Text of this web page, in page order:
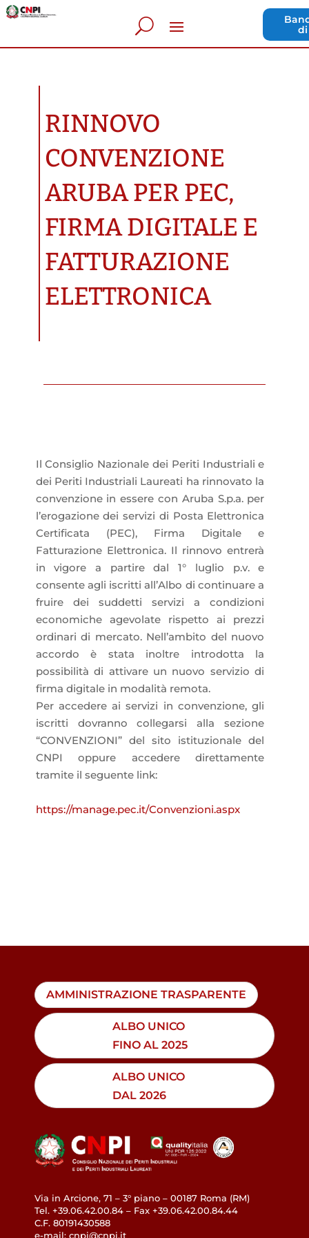
RINNOVO
CONVENZIONE
ARUBA PER PEC,
FIRMA DIGITALE E
FATTURAZIONE
ELETTRONICA
Il Consiglio Nazionale dei Periti Industriali e
dei Periti Industriali Laureati ha rinnovato la
convenzione in essere con Aruba S.p.a. per
l’erogazione dei servizi di Posta Elettronica
Certificata (PEC), Firma Digitale e
Fatturazione Elettronica. Il rinnovo entrerà
in vigore a partire dal 1° luglio p.v. e
consente agli iscritti all’Albo di continuare a
fruire dei suddetti servizi a condizioni
economiche agevolate rispetto ai prezzi
ordinari di mercato. Nell’ambito del nuovo
accordo è stata inoltre introdotta la
possibilità di attivare un nuovo servizio di
firma digitale in modalità remota.
Per accedere ai servizi in convenzione, gli
iscritti dovranno collegarsi alla sezione
“CONVENZIONI” del sito istituzionale del
CNPI oppure accedere direttamente
tramite il seguente link:
https://manage.pec.it/Convenzioni.aspx
AMMINISTRAZIONE TRASPARENTE
ALBO UNICO
FINO AL 2025
ALBO UNICO
DAL 2026
Via in Arcione, 71 – 3° piano – 00187 Roma (RM)
Tel. +39.06.42.00.84 – Fax +39.06.42.00.84.44
C.F. 80191430588
e-mail: cnpi@cnpi.it